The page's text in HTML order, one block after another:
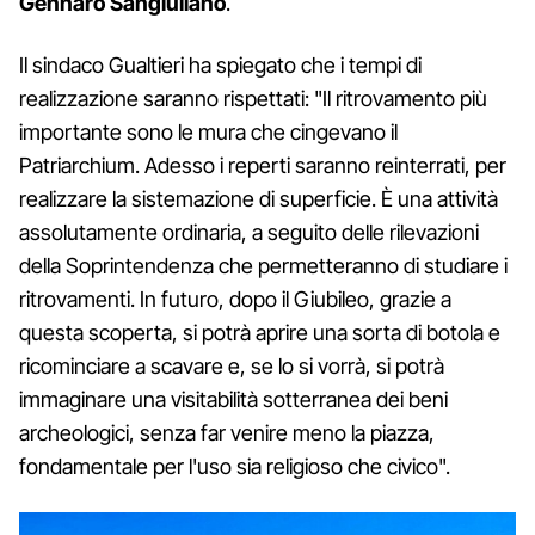
Il sindaco Gualtieri ha spiegato che i tempi di
realizzazione saranno rispettati: "Il ritrovamento più
importante sono le mura che cingevano il
Patriarchium. Adesso i reperti saranno reinterrati, per
realizzare la sistemazione di superficie. È una attività
assolutamente ordinaria, a seguito delle rilevazioni
della Soprintendenza che permetteranno di studiare i
ritrovamenti. In futuro, dopo il Giubileo, grazie a
questa scoperta, si potrà aprire una sorta di botola e
ricominciare a scavare e, se lo si vorrà, si potrà
immaginare una visitabilità sotterranea dei beni
archeologici, senza far venire meno la piazza,
fondamentale per l'uso sia religioso che civico".